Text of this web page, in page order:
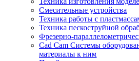
Смесительные устройства
Техника работы с
Техника пескоструйной
Фрезерно-
Cad Cam Системы
материалы к ним